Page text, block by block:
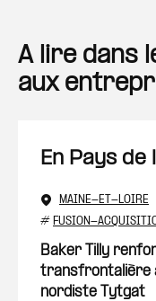
A lire dans
aux
En Pays de
MAINE-ET-LOIRE
# FUSION-
Baker Tilly
transfrontalière
nordiste Tytgat